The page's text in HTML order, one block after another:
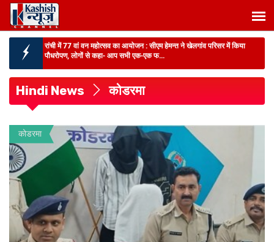
रांची में 77 वां वन महोत्सव का आयोजन :सीएम हेमन्त ने खेलगांव परिसर में किया
पौधरोपण, लोगों से कहा- आप सभी एक-एक फ...
अपील, कहा- मतदाता सूची में नाम...
BIHAR NEWS :राजस्व मंत्री दिलीप जायसवाल का अधिकारियों को अल्टीमेटम,
BIG BREAKING :AEDO परीक्षा सेटिंग मामले में EOU की बड़ी कार्रवाई, दो और
गिरफ्तार...
BIHAR NEWS : पटना के सभी वार्डों में डोर-टू-डोर सेवा बहाल, शुक्रवार तक लगभग
9800 टन कचरे...
BIG BREAKING :चाईबासा में 10 लाख के इनामी नक्सली सालुका कायम ने डाला
हथियार, 2 महिला माओव...
Hindi News कोडरमा
कोडरमा